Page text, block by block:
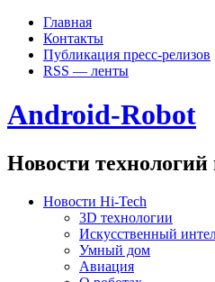
Главная
Контакты
Публикация пресс-релизов
RSS — ленты
Android-Robot
Новости технологий
Новости Hi-Tech
3D технологии
Искусственный
Умный дом
Авиация